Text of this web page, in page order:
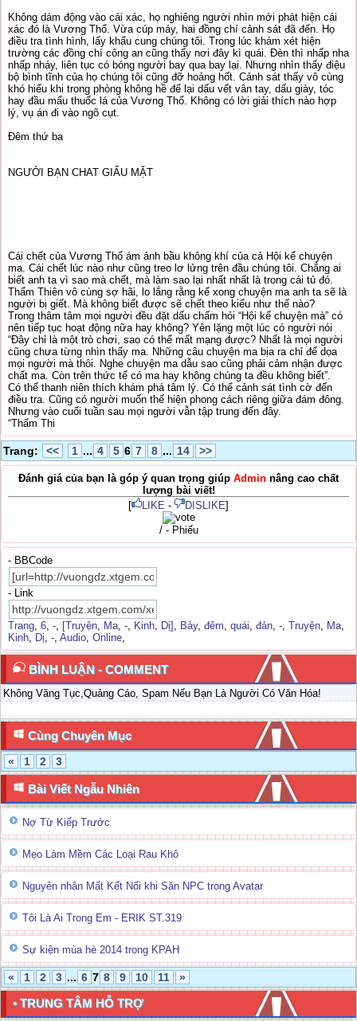
Không dám động vào cái xác, họ nghiêng người nhìn mới phát hiện cái
xác đó là Vương Thổ. Vừa cúp máy, hai đồng chí cảnh sát đã đến. Họ
điều tra tình hình, lấy khẩu cung chúng tôi. Trong lúc khám xét hiện
trường các đồng chí công an cũng thấy nơi đây kì quái. Đèn thì nhấp nha
nhấp nháy, liên tục có bóng người bay qua bay lại. Nhưng nhìn thấy điệu
bộ bình tĩnh của họ chúng tôi cũng đỡ hoảng hốt. Cảnh sát thấy vô cùng
khó hiểu khi trong phòng không hề để lại dấu vết vân tay, dấu giày, tóc
hay đầu mẩu thuốc lá của Vương Thổ. Không có lời giải thích nào hợp
lý, vụ án đi vào ngõ cụt.
Đêm thứ ba
NGƯỜI BẠN CHAT GIẤU MẶT
Cái chết của Vương Thổ ám ảnh bầu không khí của cả Hội kể chuyện
ma. Cái chết lúc nào như cũng treo lơ lửng trên đầu chúng tôi. Chẳng ai
biết anh ta vì sao mà chết, mà làm sao lại nhất nhất là trong cái tủ đó.
Thẩm Thiên vô cùng sợ hãi, lo lắng rằng kể xong chuyện ma anh ta sẽ là
người bị giết. Mà không biết được sẽ chết theo kiểu như thế nào?
Trong thâm tâm mọi người đều đặt dấu chấm hỏi “Hội kể chuyện mà” có
nên tiếp tục hoạt động nữa hay không? Yên lặng một lúc có người nói
“Đây chỉ là một trò chơi, sao có thể mất mạng được? Nhất là mọi người
cũng chưa từng nhìn thấy ma. Những câu chuyện ma bịa ra chỉ để dọa
mọi người mà thôi. Nghe chuyện ma dẫu sao cũng phải cảm nhận được
chất ma. Còn trên thức tế có ma hay không chúng ta đều không biết”.
Có thể thanh niên thích khám phá tâm lý. Có thể cảnh sát tình cờ đến
điều tra. Cũng có người muốn thế hiện phong cách riêng giữa đám đông.
Nhưng vào cuối tuần sau mọi người vẫn tập trung đến đây.
“Thẩm Thi
Trang: << 1 ... 4 5 6 7 8 ... 14 >>
Đánh giá của bạn là góp ý quan trọng giúp Admin nâng cao chất
lượng bài viết!
[
LIKE - DISLIKE]
/ - Phiếu
- BBCode
- Link
Trang, 6, -, [Truyện, Ma, -, Kinh, Dị] , Bảy, đêm, quái, đản, -, Truyện, Ma,
Kinh, Dị, -, Audio, Online,
BÌNH LUẬN - COMMENT
Không Văng Tục,Quảng Cáo, Spam Nếu Bạn Là Người Có Văn Hóa!
Cùng Chuyên Mục
« 1 2 3
Bài Viết Ngẫu Nhiên
Nợ Từ Kiếp Trước
Mẹo Làm Mềm Các Loại Rau Khô
Nguyên nhân Mất Kết Nối khi Săn NPC trong Avatar
Tôi Là Ai Trong Em - ERIK ST.319
Sự kiện mùa hè 2014 trong KPAH
« 1 2 3 ... 6 7 8 9 10 11 »
• TRUNG TÂM HỖ TRỢ